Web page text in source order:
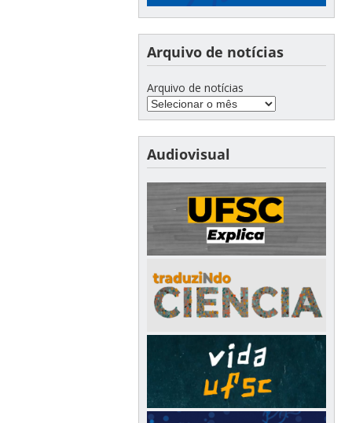
Arquivo de notícias
Arquivo de notícias
Audiovisual